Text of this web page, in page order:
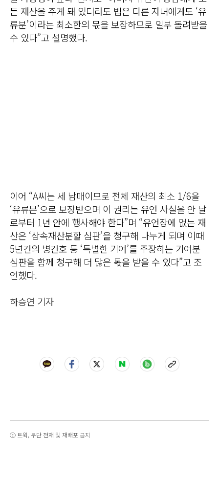
든 재산을 주게 돼 있더라도 법은 다른 자녀에게도 ‘유
류분’이라는 최소한의 몫을 보장하므로 일부 돌려받을
수 있다”고 설명했다.
이어 “A씨는 세 남매이므로 전체 재산의 최소 1/6을
‘유류분’으로 보장받으며 이 권리는 유언 사실을 안 날
로부터 1년 안에 행사해야 한다”며 “유언장에 없는 재
산은 ‘상속재산분할 심판’을 청구해 나누게 되며 이때
5년간의 병간호 등 ‘특별한 기여’를 주장하는 기여분
심판을 함께 청구해 더 많은 몫을 받을 수 있다”고 조
언했다.
하승연 기자
ⓒ 트윅, 무단 전재 및 재배포 금지